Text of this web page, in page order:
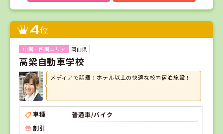
4位
岡山県
高梁自動車学校
メディアで話題！ホテル以上の快適な校内宿泊施設！
車種
普通車/バイク
割引